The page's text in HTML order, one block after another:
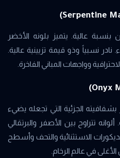
عالية. يتميز بلونه الأخضر
نسبياً وذو قيمة تزيينية عالية.
وواجهات المباني الفاخرة.
بشفافيته الجزئية التي تجعله يضيء
تتراوح بين الأصفر والبرتقالي
الاستثنائية والتحف وأسطح
في عالم الرخام.